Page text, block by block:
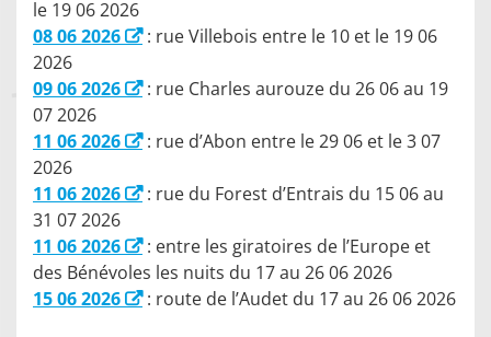
le 19 06 2026
08 06 2026
: rue Villebois entre le 10 et le 19 06
2026
09 06 2026
: rue Charles aurouze du 26 06 au 19
07 2026
11 06 2026
: rue d’Abon entre le 29 06 et le 3 07
2026
11 06 2026
: rue du Forest d’Entrais du 15 06 au
31 07 2026
11 06 2026
: entre les giratoires de l’Europe et
des Bénévoles les nuits du 17 au 26 06 2026
15 06 2026
: route de l’Audet du 17 au 26 06 2026